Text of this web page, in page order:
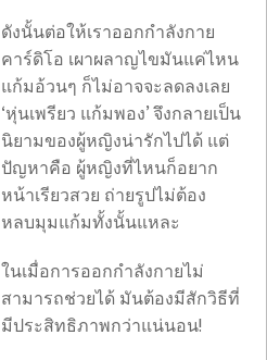
ดังนั้นต่อให้เราออกกำลังกาย
คาร์ดิโอ เผาผลาญไขมันแค่ไหน
แก้มอ้วนๆ ก็ไม่อาจจะลดลงเลย
‘หุ่นเพรียว แก้มพอง’ จึงกลายเป็น
นิยามของผู้หญิงน่ารักไปได้ แต่
ปัญหาคือ ผู้หญิงที่ไหนก็อยาก
หน้าเรียวสวย ถ่ายรูปไม่ต้อง
หลบมุมแก้มทั้งนั้นแหละ
ในเมื่อการออกกำลังกายไม่
สามารถช่วยได้ มันต้องมีสักวิธีที่
มีประสิทธิภาพกว่าแน่นอน!